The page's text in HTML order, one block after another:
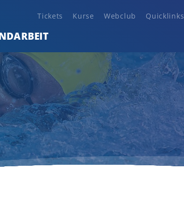
Tickets Kurse Webclub Quicklinks